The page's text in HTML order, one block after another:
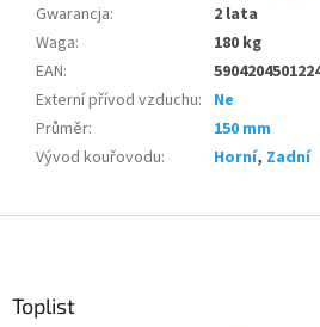
Gwarancja:
2 lata
Waga:
180 kg
EAN:
Externí přívod vzduchu: Ne
Průměr:
150 mm
Vývod kouřovodu: Horní, Zadní
pToplist